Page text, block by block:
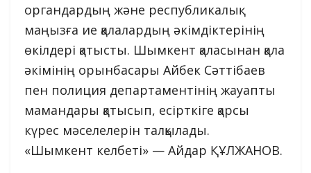
органдардың және республикалық
маңызға ие қалалардың әкімдіктерінің
өкілдері қатысты. Шымкент қаласынан қала
әкімінің орынбасары Айбек Сәттібаев
пен полиция департаментінің жауапты
мамандары қатысып, есірткіге қарсы
күрес мәселелерін талқылады.
«Шымкент келбеті» — Айдар ҚҰЛЖАНОВ.